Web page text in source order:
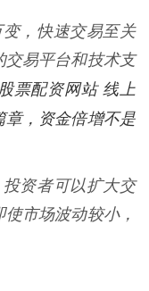
，快速交易至关
交易平台和技术支
票配资网站 线上
，资金倍增不是
资者可以扩大交
市场波动较小，